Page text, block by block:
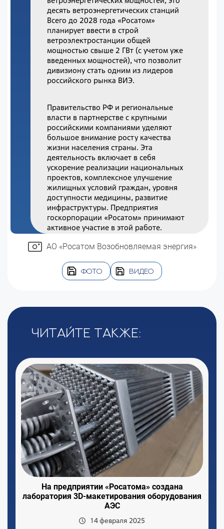
десять ветроэнергетических станций
Всего до 2028 года «Росатом»
планирует ввести в строй
ветроэлектростанции общей
мощностью свыше 2 ГВт (с учетом уже
введенных мощностей), что позволит
дивизиону стать одним из лидеров
российского рынка ВИЭ.
Правительство РФ и региональные
власти в партнерстве с крупными
российскими компаниями уделяют
большое внимание росту качества
жизни населения страны. Эта
деятельность включает в себя
ускорение реализации национальных
проектов, комплексное улучшение
жилищных условий граждан, уровня
доступности медицины, развитие
инфраструктуры. Предприятия
госкорпорации «Росатом» принимают
активное участие в этой работе.
АО «Росатом Возобновляемая энергия»
ФОТО ВИДЕО
Читайте также:
На предприятии «Росатома» создана
лаборатория 3D-макетирования оборудования
АЭС
14 февраля 2025